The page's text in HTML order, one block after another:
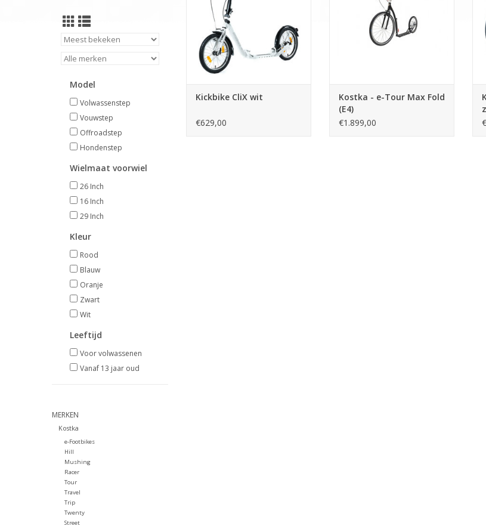
Model
Volwassenstep
Vouwstep
Offroadstep
Hondenstep
Wielmaat voorwiel
26 Inch
16 Inch
29 Inch
Kleur
Rood
Blauw
Oranje
Zwart
Wit
Leeftijd
Voor volwassenen
Vanaf 13 jaar oud
MERKEN
Kostka
e-Footbikes
Hill
Mushing
Racer
Tour
Travel
Trip
Twenty
Street
Kickbike CliX wit
€629,00
minimale moeite hoeft te doen
maar wel lekker kan steppen!
Kostka - e-Tour Max Fold
(E4)
€1.899,00